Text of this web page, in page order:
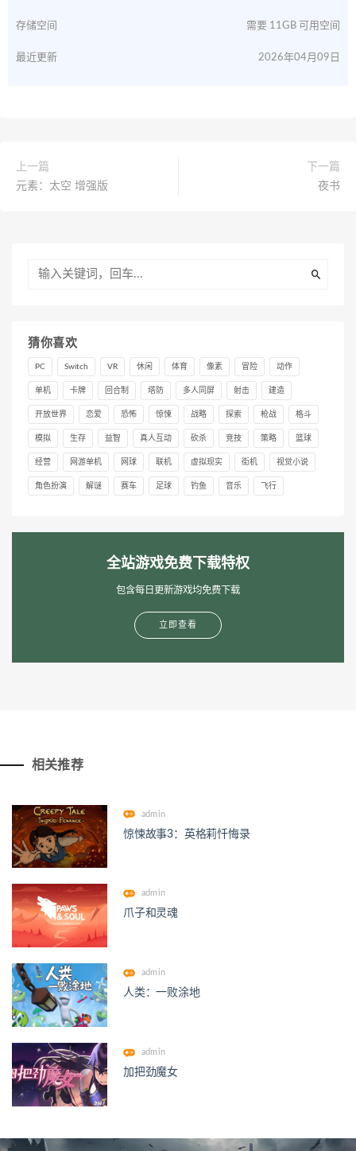
存储空间 需要 11GB 可用空间
最近更新 2026年04月09日
上一篇
元素：太空 增强版
下一篇
夜书
猜你喜欢
PC Switch VR 休闲 体育 像素 冒险 动作
单机 卡牌 回合制 塔防 多人同屏 射击 建造
开放世界 恋爱 恐怖 惊悚 战略 探索 枪战 格斗
模拟 生存 益智 真人互动 砍杀 竞技 策略 篮球
经营 网游单机 网球 联机 虚拟现实 街机 视觉小说
角色扮演 解谜 赛车 足球 钓鱼 音乐 飞行
全站游戏免费下载特权
包含每日更新游戏均免费下载
立即查看
相关推荐
admin
惊悚故事3：英格莉忏悔录
admin
爪子和灵魂
admin
人类：一败涂地
admin
加把劲魔女